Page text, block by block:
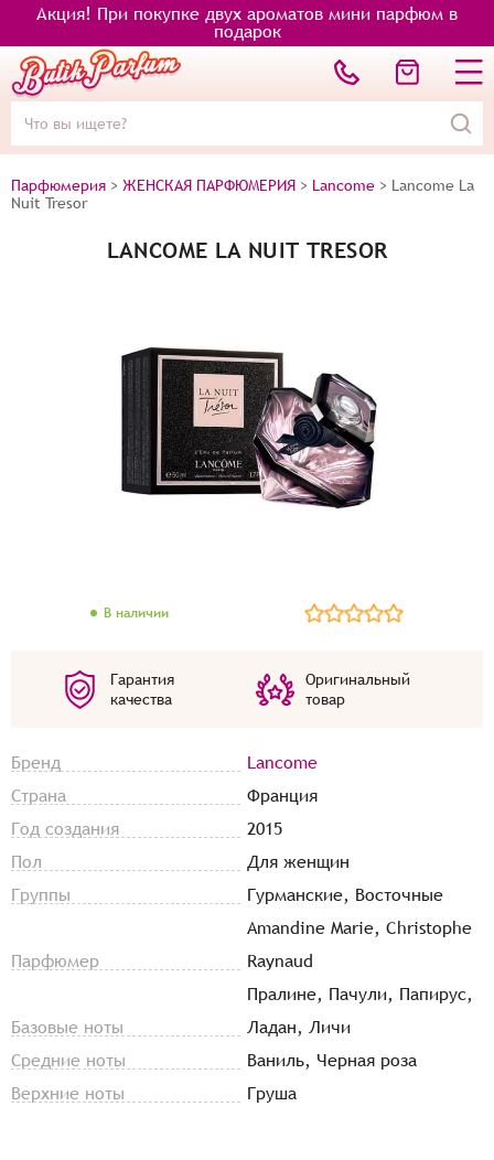
Акция! При покупке двух ароматов мини парфюм в
подарок
Парфюмерия > ЖЕНСКАЯ ПАРФЮМЕРИЯ > Lancome > Lancome La
Nuit Tresor
LANCOME LA NUIT TRESOR
В наличии
Гарантия
качества
Оригинальный
товар
Бренд
Lancome
Страна
Франция
Год создания
2015
Пол
Для женщин
Группы
Гурманские, Восточные
Парфюмер
Amandine Marie, Christophe
Raynaud
Базовые ноты
Пралине, Пачули, Папирус,
Ладан, Личи
Средние ноты
Ваниль, Черная роза
Верхние ноты
Груша